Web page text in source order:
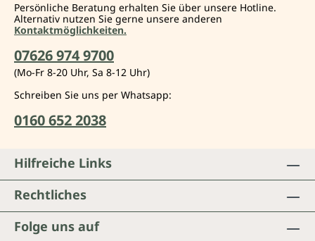
Persönliche Beratung erhalten Sie über unsere Hotline.
Alternativ nutzen Sie gerne unsere anderen
Kontaktmöglichkeiten.
07626 974 9700
(Mo-Fr 8-20 Uhr, Sa 8-12 Uhr)
Schreiben Sie uns per Whatsapp:
0160 652 2038
Folge uns auf
Hilfreiche Links
Rechtliches